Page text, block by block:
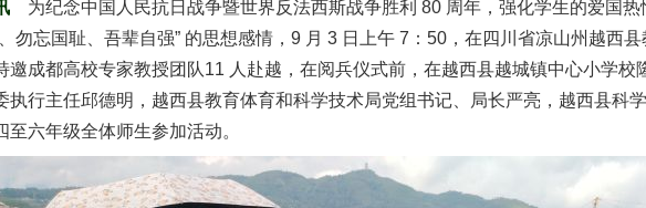
为纪念中国人民抗日战争暨世界反法西斯战争胜利 80 周年，强化学生的爱国
勿忘国耻、吾辈自强” 的思想感情，9 月 3 日上午 7：50，在四川省凉山州越西
邀成都高校专家教授团队11 人赴越，在阅兵仪式前，在越西县越城镇中心小学校
执行主任邱德明，越西县教育体育和科学技术局党组书记、局长严亮，越西县科
至六年级全体师生参加活动。